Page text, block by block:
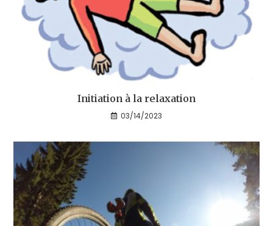
Initiation à la relaxation
03/14/2023